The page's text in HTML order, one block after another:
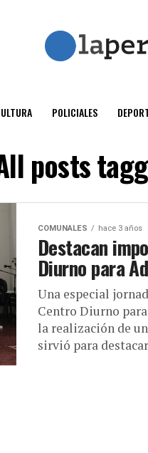
POLICIALES
posts
COMUNALES hace 3 años
Destacan
Diurno para
Una especial
Centro Diurno
la realización de
sirvió para